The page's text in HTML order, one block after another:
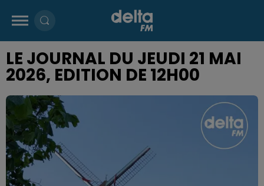
LE JOURNAL DU JEUDI 21 MAI
2026, EDITION DE 12H00